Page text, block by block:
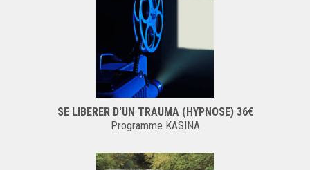
SE LIBERER D'UN TRAUMA (HYPNOSE) 36€
Programme KASINA